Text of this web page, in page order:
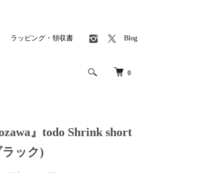
0
ラッピング・領収書 Blog
』todo Shrink short
ラック)